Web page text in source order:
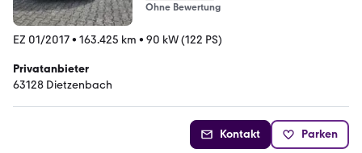
Ohne Bewertung
EZ 01/2017• 163.425 km • 90 kW (122 PS)
Privatanbieter
63128 Dietzenbach
Kontakt Parken